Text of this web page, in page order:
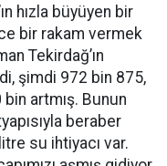
hızla büyüyen bir
bir rakam vermek
Tekirdağ’ın
şimdi 972 bin 875,
artmış. Bunun
beraber
su ihtiyacı var.